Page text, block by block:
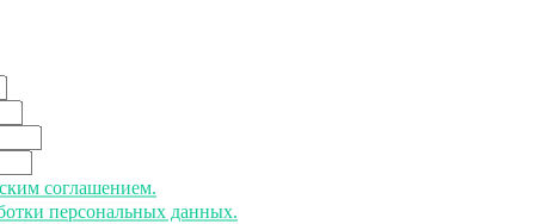
соглашением.
персональных данных.